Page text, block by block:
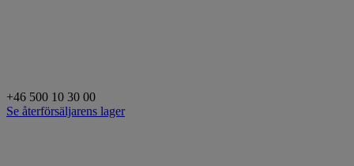
+46 500 10 30 00
Se återförsäljarens lager